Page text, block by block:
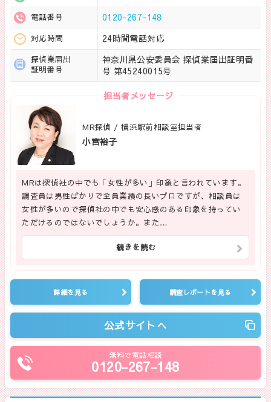
電話番号 0120-267-148
対応時間 24時間電話対応
探偵業届出
証明番号
神奈川県公安委員会 探偵業届出証明番
号 第45240015号
担当者メッセージ
MR探偵 / 横浜駅前相談室担当者
小宮裕子
MRは探偵社の中でも「女性が多い」印象と言われています。
調査員は男性ばかりで全員業績の長いプロですが、相談員は
女性が多いので探偵社の中でも安心感のある印象を持ってい
ただけるのではないでしょうか。また…
続きを読む
詳細を見る 調査レポートを見る
公式サイトへ
無料で電話相談
0120-267-148